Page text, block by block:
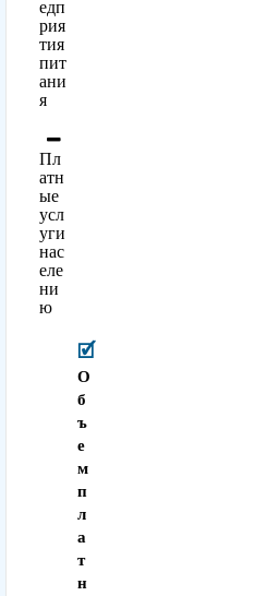
едп
рия
тия
пит
ани
я
Пл
атн
ые
усл
уги
нас
еле
ни
ю
О
б
ъ
е
м
п
л
а
т
н